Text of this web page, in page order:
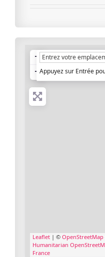
+
−Appuyez sur Entrée
Leaflet | © OpenStreetMap
Humanitarian
France